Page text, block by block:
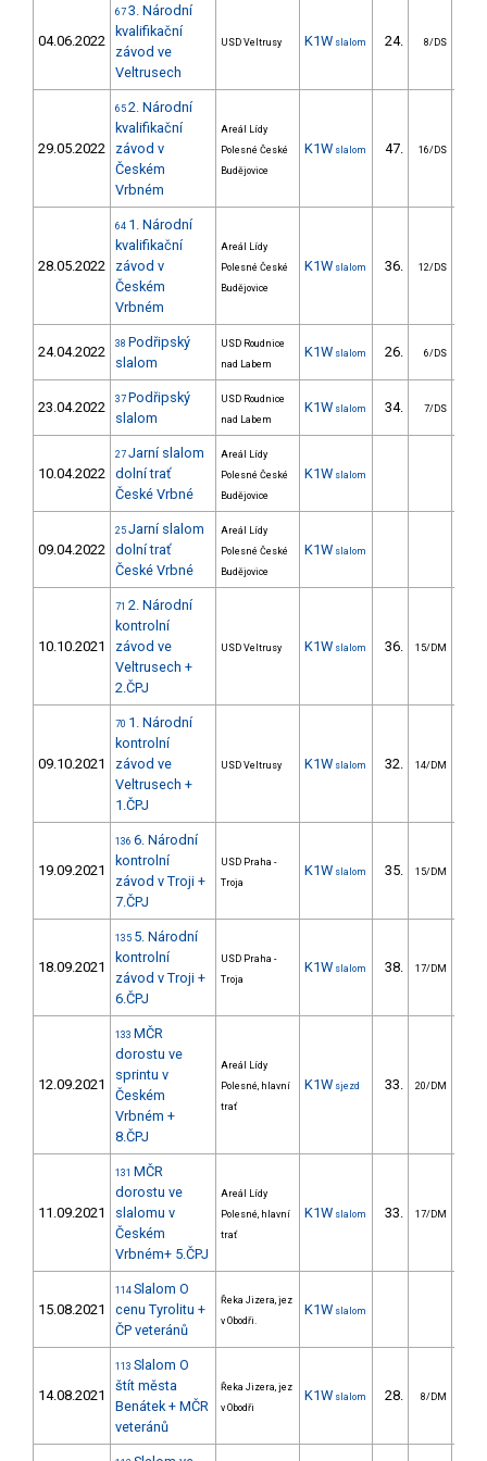
04.06.2022
67 3. Národní
kvalifikační
závod ve
Veltrusech
USD Veltrusy K1W slalom 24. 8/DS
29.05.2022
65 2. Národní
kvalifikační
závod v
Českém
Vrbném
Areál Lídy
Polesné České
Budějovice
K1W slalom 47. 16/DS
28.05.2022
64 1. Národní
kvalifikační
závod v
Českém
Vrbném
Areál Lídy
Polesné České
Budějovice
K1W slalom 36. 12/DS
24.04.2022 38 Podřipský
slalom
USD Roudnice
nad Labem
K1W slalom 26. 6/DS
23.04.2022 37 Podřipský
slalom
USD Roudnice
nad Labem
K1W slalom 34. 7/DS
10.04.2022
27 Jarní slalom
dolní trať
České Vrbné
Areál Lídy
Polesné České
Budějovice
K1W slalom
09.04.2022
25 Jarní slalom
dolní trať
České Vrbné
Areál Lídy
Polesné České
Budějovice
K1W slalom
10.10.2021
71 2. Národní
kontrolní
závod ve
Veltrusech +
2.ČPJ
USD Veltrusy K1W slalom 36. 15/DM
09.10.2021
70 1. Národní
kontrolní
závod ve
Veltrusech +
1.ČPJ
USD Veltrusy K1W slalom 32. 14/DM
19.09.2021
136 6. Národní
kontrolní
závod v Troji +
7.ČPJ
USD Praha -
Troja
K1W slalom 35. 15/DM
18.09.2021
135 5. Národní
kontrolní
závod v Troji +
6.ČPJ
USD Praha -
Troja
K1W slalom 38. 17/DM
12.09.2021
133 MČR
dorostu ve
sprintu v
Českém
Vrbném +
8.ČPJ
Areál Lídy
Polesné, hlavní
trať
K1W sjezd 33. 20/DM
11.09.2021
131 MČR
dorostu ve
slalomu v
Českém
Vrbném+ 5.ČPJ
Areál Lídy
Polesné, hlavní
trať
K1W slalom 33. 17/DM
15.08.2021
114 Slalom O
cenu Tyrolitu +
ČP veteránů
Řeka Jizera, jez
v Obodři.
K1W slalom
14.08.2021
113 Slalom O
štít města
Benátek + MČR
veteránů
Řeka Jizera, jez
v Obodři
K1W slalom 28. 8/DM